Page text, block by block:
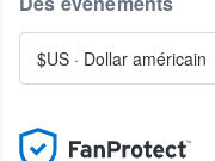
$US · Dollar américain